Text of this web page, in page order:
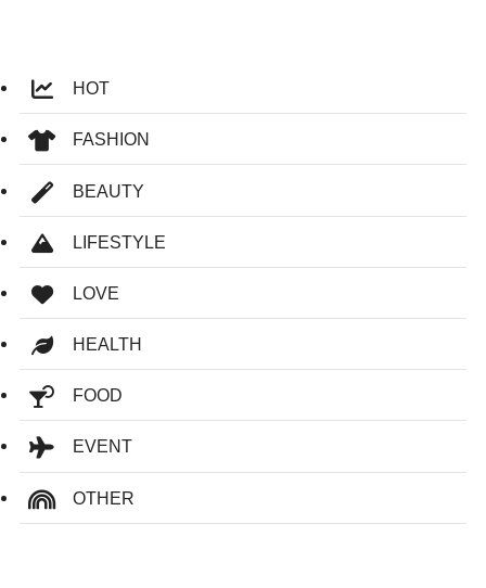
HOT
FASHION
BEAUTY
LIFESTYLE
LOVE
HEALTH
FOOD
EVENT
OTHER